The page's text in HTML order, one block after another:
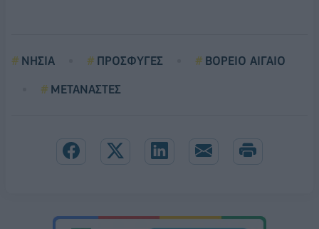
ΝΗΣΙΑ ΠΡΟΣΦΥΓΕΣ
ΒΟΡΕΙΟ ΑΙΓΑΙΟ
ΜΕΤΑΝΑΣΤΕΣ